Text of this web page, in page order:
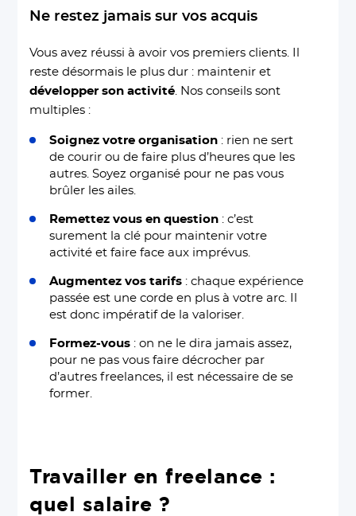
Ne restez jamais sur vos acquis
Vous avez réussi à avoir vos premiers clients. Il
reste désormais le plus dur : maintenir et
développer son activité . Nos conseils sont
multiples :
Soignez votre organisation : rien ne sert
de courir ou de faire plus d’heures que les
autres. Soyez organisé pour ne pas vous
brûler les ailes.
Remettez vous en question : c’est
surement la clé pour maintenir votre
activité et faire face aux imprévus.
Augmentez vos tarifs : chaque expérience
passée est une corde en plus à votre arc. Il
est donc impératif de la valoriser.
Formez-vous : on ne le dira jamais assez,
pour ne pas vous faire décrocher par
d’autres freelances, il est nécessaire de se
former.
Travailler en freelance :
quel salaire ?